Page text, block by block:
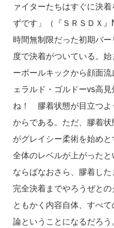
ァイターたちはすぐに決
ずです」（『ＳＲＳＤＸ』
時間無制限だった初期バ
度で決着がついている。
ーボールキックから顔面
ェラルド・ゴルドーvs高
ね！ 膠着状態が目立つよ
からである。ただ、膠着
がグレイシー柔術を始め
全体のレベルが上がったと
ならばなおさら、膠着し
完全決着までやろうぜと
ともかく内容自体、すべ
論ということになるだろう。